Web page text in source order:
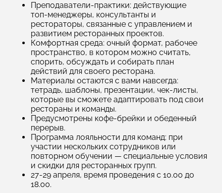
Преподаватели‑практики: действующие
топ‑менеджеры, консультанты и
рестораторы, связанные с управлением и
развитием ресторанных проектов.
Комфортная среда: очный формат, рабочее
пространство, в котором можно считать,
спорить, обсуждать и собирать план
действий для своего ресторана.
Материалы остаются с вами навсегда:
тетрадь, шаблоны, презентации, чек‑листы,
которые вы сможете адаптировать под свои
рестораны и команды.
Предусмотрены кофе-брейки и обеденный
перерыв.
Программа лояльности для команд: при
участии нескольких сотрудников или
повторном обучении — специальные условия
и скидки для ресторанных групп.
27-29 апреля, время проведения с 10.00 до
18.00.